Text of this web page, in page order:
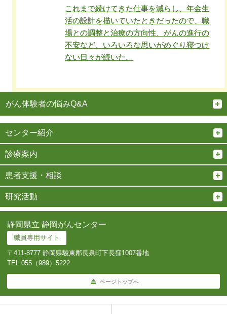
これまで続けてきた仕事を減らし、年金生
活の設計を描いていたときだったので、職
場との調整と治療の方向性、がんの進行の
不安など、いろいろな思いがめぐり寝つけ
ない日々が続いた。
がん体験者の悩みQ&A
センター紹介
診療案内
患者支援・相談
研究活動
静岡県立 静岡がんセンター
職員専用サイト
〒411-8777 静岡県駿東郡長泉町下長窪1007番地
TEL.055（989）5222
ページトップへ